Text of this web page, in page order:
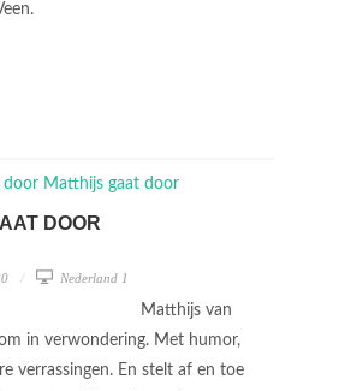
DOOR
Nederland 1
Matthijs van
in verwondering. Met humor,
verrassingen. En stelt af en toe